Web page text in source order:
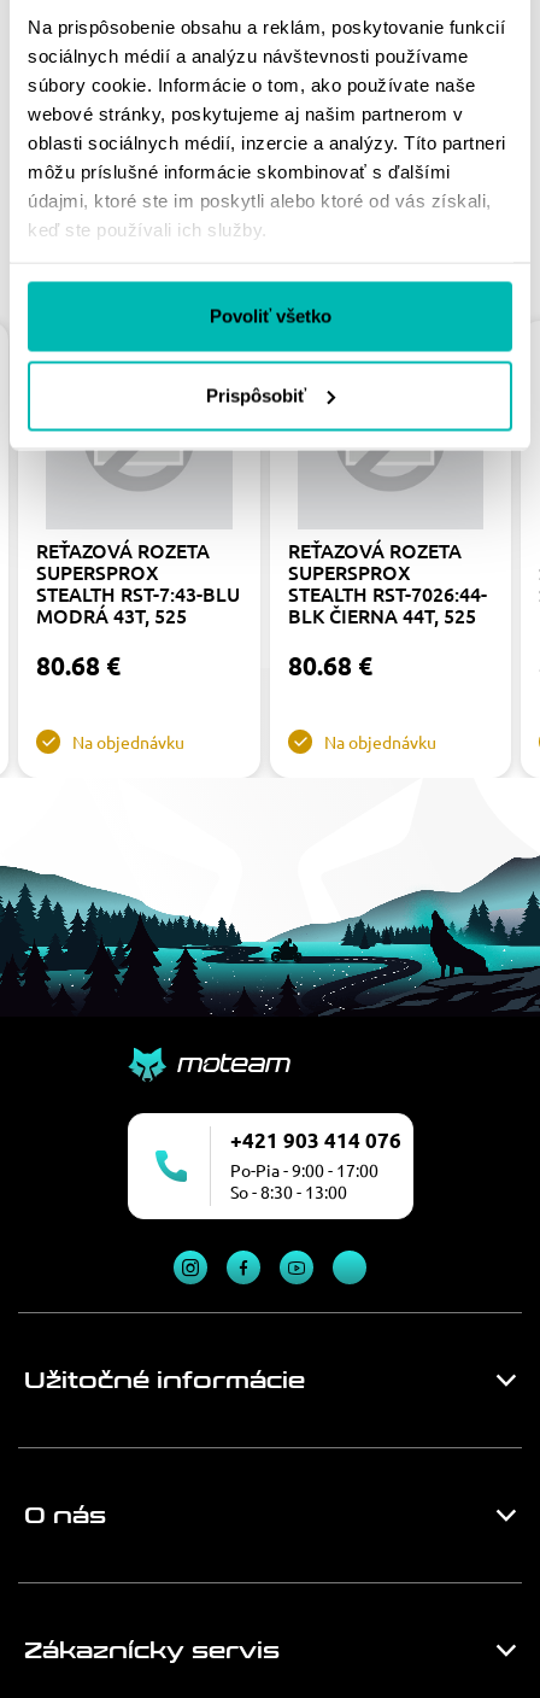
Na prispôsobenie obsahu a reklám, poskytovanie funkcií
sociálnych médií a analýzu návštevnosti používame
súbory cookie. Informácie o tom, ako používate naše
webové stránky, poskytujeme aj našim partnerom v
oblasti sociálnych médií, inzercie a analýzy. Títo partneri
môžu príslušné informácie skombinovať s ďalšími
údajmi, ktoré ste im poskytli alebo ktoré od vás získali,
keď ste používali ich služby.
Povoliť všetko
Prispôsobiť
MOHLO BY SA VÁM
PÁČIŤ
PODOBNÉ PRODUKTY
REŤAZOVÁ ROZETA
SUPERSPROX
STEALTH RST-7:43-BLU
MODRÁ 43T, 525
80.68 €
Na objednávku
REŤAZOVÁ ROZETA
SUPERSPROX
STEALTH RST-7026:44-
BLK ČIERNA 44T, 525
80.68 €
Na objednávku
+421 903 414 076
Po-Pia - 9:00 - 17:00
So - 8:30 - 13:00
Užitočné informácie
O nás
Zákaznícky servis